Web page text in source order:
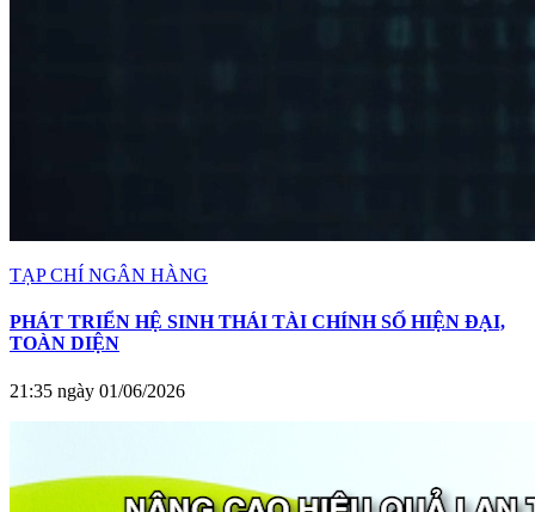
TẠP CHÍ NGÂN HÀNG
PHÁT TRIỂN HỆ SINH THÁI TÀI CHÍNH SỐ HIỆN ĐẠI,
TOÀN DIỆN
21:35 ngày 01/06/2026